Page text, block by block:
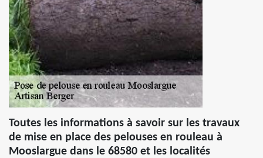
Toutes les informations à savoir sur les travaux
de mise en place des pelouses en rouleau à
Mooslargue dans le 68580 et les localités